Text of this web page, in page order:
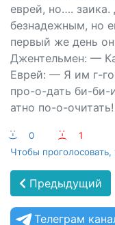
еврей, но….
безнадежным, но
первый же день
Джентельмен: —
Еврей: — Я им г-
про-о-дать би-
атно по-о-очитать!
:-) 0 :-(
1
Чтобы
Предыдущий
Телеграм